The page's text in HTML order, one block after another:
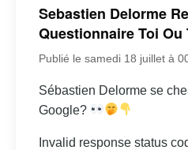
Sebastien Delorme
Questionnaire Toi Ou
Publié le samedi 18 juillet à
Sébastien Delorme se
Google?
Invalid response status